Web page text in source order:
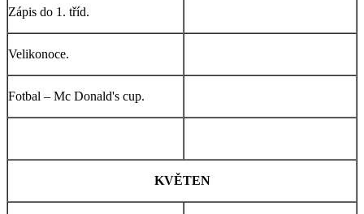
Zápis do 1. tříd.
Velikonoce.
Fotbal – Mc Donald's cup.
KVĚTEN